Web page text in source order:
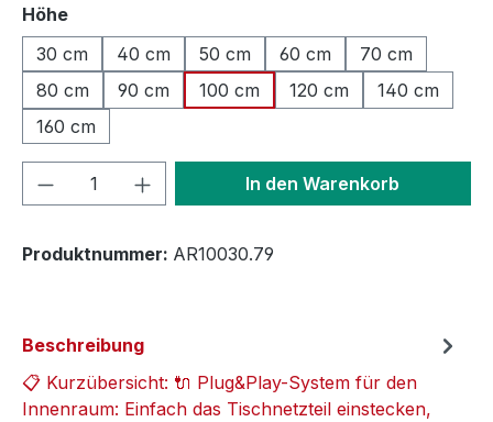
Höheauswählen
30 cm
40 cm 50 cm 60 cm
70 cm
80 cm
90 cm 100 cm 120 cm
140 cm
160 cm
Produkt Anzahl: Gib denIn den Warenkorb
Produktnummer: AR10030.79
Beschreibung
📋 Kurzübersicht: 🔌 Plug&Play-System für den
Innenraum: Einfach das Tischnetzteil einstecken,